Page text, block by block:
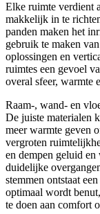
Elke ruimte verdient
makkelijk in te
panden maken het
gebruik te maken
oplossingen en
ruimtes een gevoel
overal sfeer, warmte
Raam-, wand- en
De juiste materialen
meer warmte geven
vergroten
en dempen geluid en
duidelijke
stemmen ontstaat
optimaal wordt
te doen aan comfort